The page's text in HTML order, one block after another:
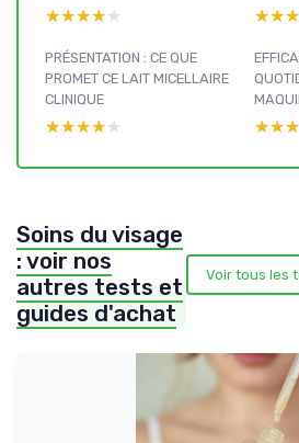
★★★★★
★★★★★
PRÉSENTATION : CE QUE
PROMET CE LAIT MICELLAIRE
CLINIQUE
★★★★★
★★★★★
Soins du visage
: voir nos
autres tests et
guides d'achat
Voir tous les